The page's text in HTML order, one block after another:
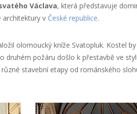
Václava, která představuje
architektury v České republice.
olomoucký kníže Svatopluk. Kostel
druhém požáru došlo k přestavbě ve
stavební etapy od románského